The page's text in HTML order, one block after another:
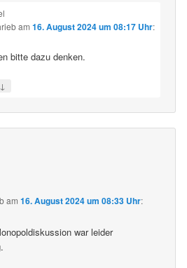
am 16. August 2024 um 08:17 Uhr:
bitte dazu denken.
↓
am16. August 2024 um 08:33 Uhr:
war leider